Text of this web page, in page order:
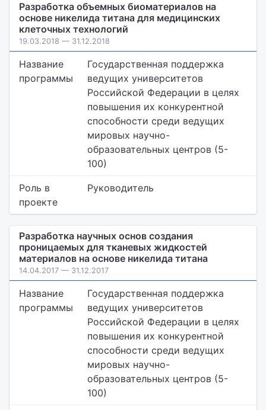
Разработка объемных биоматериалов на
основе никелида титана для медицинских
клеточных технологий
19.03.2018 — 31.12.2018
Название
программы
Государственная поддержка
ведущих университетов
Российской Федерации в целях
повышения их конкурентной
способности среди ведущих
мировых научно-
образовательных центров (5-
100)
Роль в
проекте
Руководитель
Разработка научных основ создания
проницаемых для тканевых жидкостей
материалов на основе никелида титана
14.04.2017 — 31.12.2017
Название
программы
Государственная поддержка
ведущих университетов
Российской Федерации в целях
повышения их конкурентной
способности среди ведущих
мировых научно-
образовательных центров (5-
100)